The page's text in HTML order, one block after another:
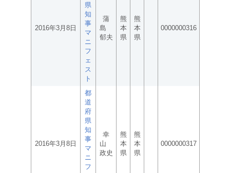
2016年3月8日
県
知
事
マ
ニ
フ
ェ
ス
ト
蒲
島
郁夫
熊
本
県
熊
本
県
0000000316
2016年3月8日
都
道
府
県
知
事
マ
ニ
フ
幸
山
政史
熊
本
県
熊
本
県
0000000317